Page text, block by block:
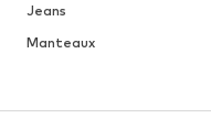
Jeans
Manteaux